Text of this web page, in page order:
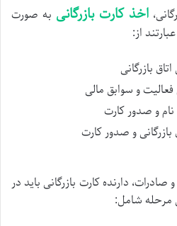
اخذ کارت بازرگانی به صورت
از:
بازرگانی
و سوابق مالی
و صدور کارت
و صدور کارت
دارنده کارت بازرگانی باید در
مرحله شامل: